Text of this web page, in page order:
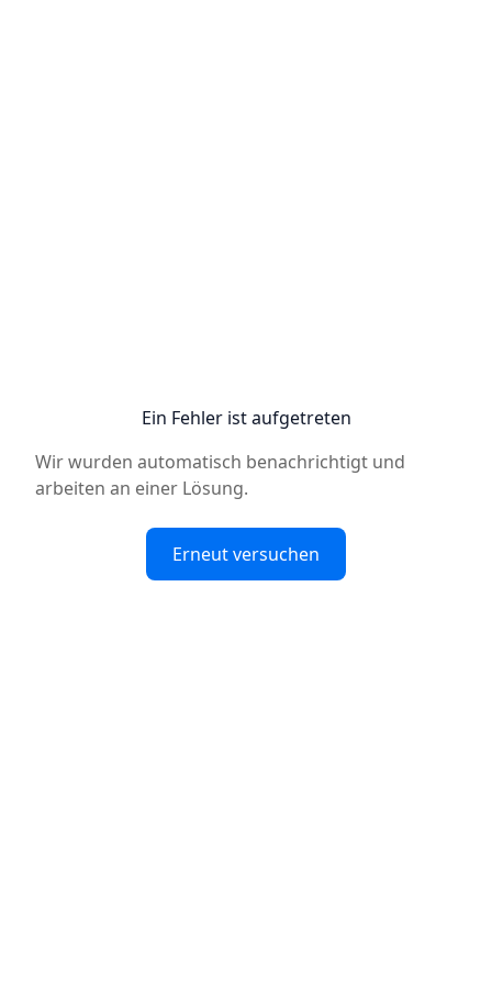
Ein Fehler ist aufgetreten
Wir wurden automatisch benachrichtigt und
arbeiten an einer Lösung.
Erneut versuchen